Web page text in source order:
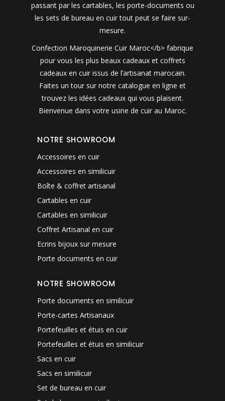
passant par les cartables, les porte-documents ou
les sets de bureau en cuir tout peut se faire sur-
mesure.
Confection Maroquinerie Cuir Maroc</b> fabrique
pour vous les plus beaux cadeaux et coffrets
cadeaux en cuir issus de l’artisanat marocain.
Faites un tour sur notre catalogue en ligne et
trouvez les idées cadeaux qui vous plaisent.
Bienvenue dans votre usine de cuir au Maroc.
NOTRE SHOWROOM
Accessoires en cuir
Accessoires en similicuir
Boîte & coffret artisanal
Cartables en cuir
Cartables en similicuir
Coffret Artisanal en cuir
Ecrins bijoux sur mesure
Porte documents en cuir
NOTRE SHOWROOM
Porte documents en similicuir
Porte-cartes Artisanaux
Portefeuilles et étuis en cuir
Portefeuilles et étuis en similicuir
Sacs en cuir
Sacs en similicuir
Set de bureau en cuir